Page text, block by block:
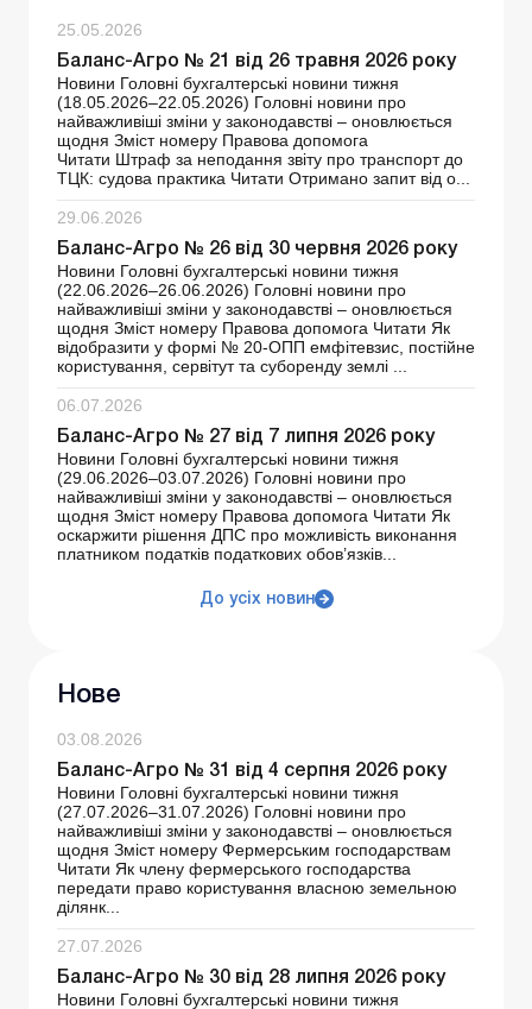
25.05.2026
Баланс-Агро № 21 від 26 травня 2026 року
Новини Головні бухгалтерські новини тижня
(18.05.2026–22.05.2026) Головні новини про
найважливіші зміни у законодавстві – оновлюється
щодня Зміст номеру Правова допомога
Читати Штраф за неподання звіту про транспорт до
ТЦК: судова практика Читати Отримано запит від о...
29.06.2026
Баланс-Агро № 26 від 30 червня 2026 року
Новини Головні бухгалтерські новини тижня
(22.06.2026–26.06.2026) Головні новини про
найважливіші зміни у законодавстві – оновлюється
щодня Зміст номеру Правова допомога Читати Як
відобразити у формі № 20-ОПП емфітевзис, постійне
користування, сервітут та суборенду землі ...
06.07.2026
Баланс-Агро № 27 від 7 липня 2026 року
Новини Головні бухгалтерські новини тижня
(29.06.2026–03.07.2026) Головні новини про
найважливіші зміни у законодавстві – оновлюється
щодня Зміст номеру Правова допомога Читати Як
оскаржити рішення ДПС про можливість виконання
платником податків податкових обов’язків...
До усіх новин
Нове
03.08.2026
Баланс-Агро № 31 від 4 серпня 2026 року
Новини Головні бухгалтерські новини тижня
(27.07.2026–31.07.2026) Головні новини про
найважливіші зміни у законодавстві – оновлюється
щодня Зміст номеру Фермерським господарствам
Читати Як члену фермерського господарства
передати право користування власною земельною
ділянк...
27.07.2026
Баланс-Агро № 30 від 28 липня 2026 року
Новини Головні бухгалтерські новини тижня